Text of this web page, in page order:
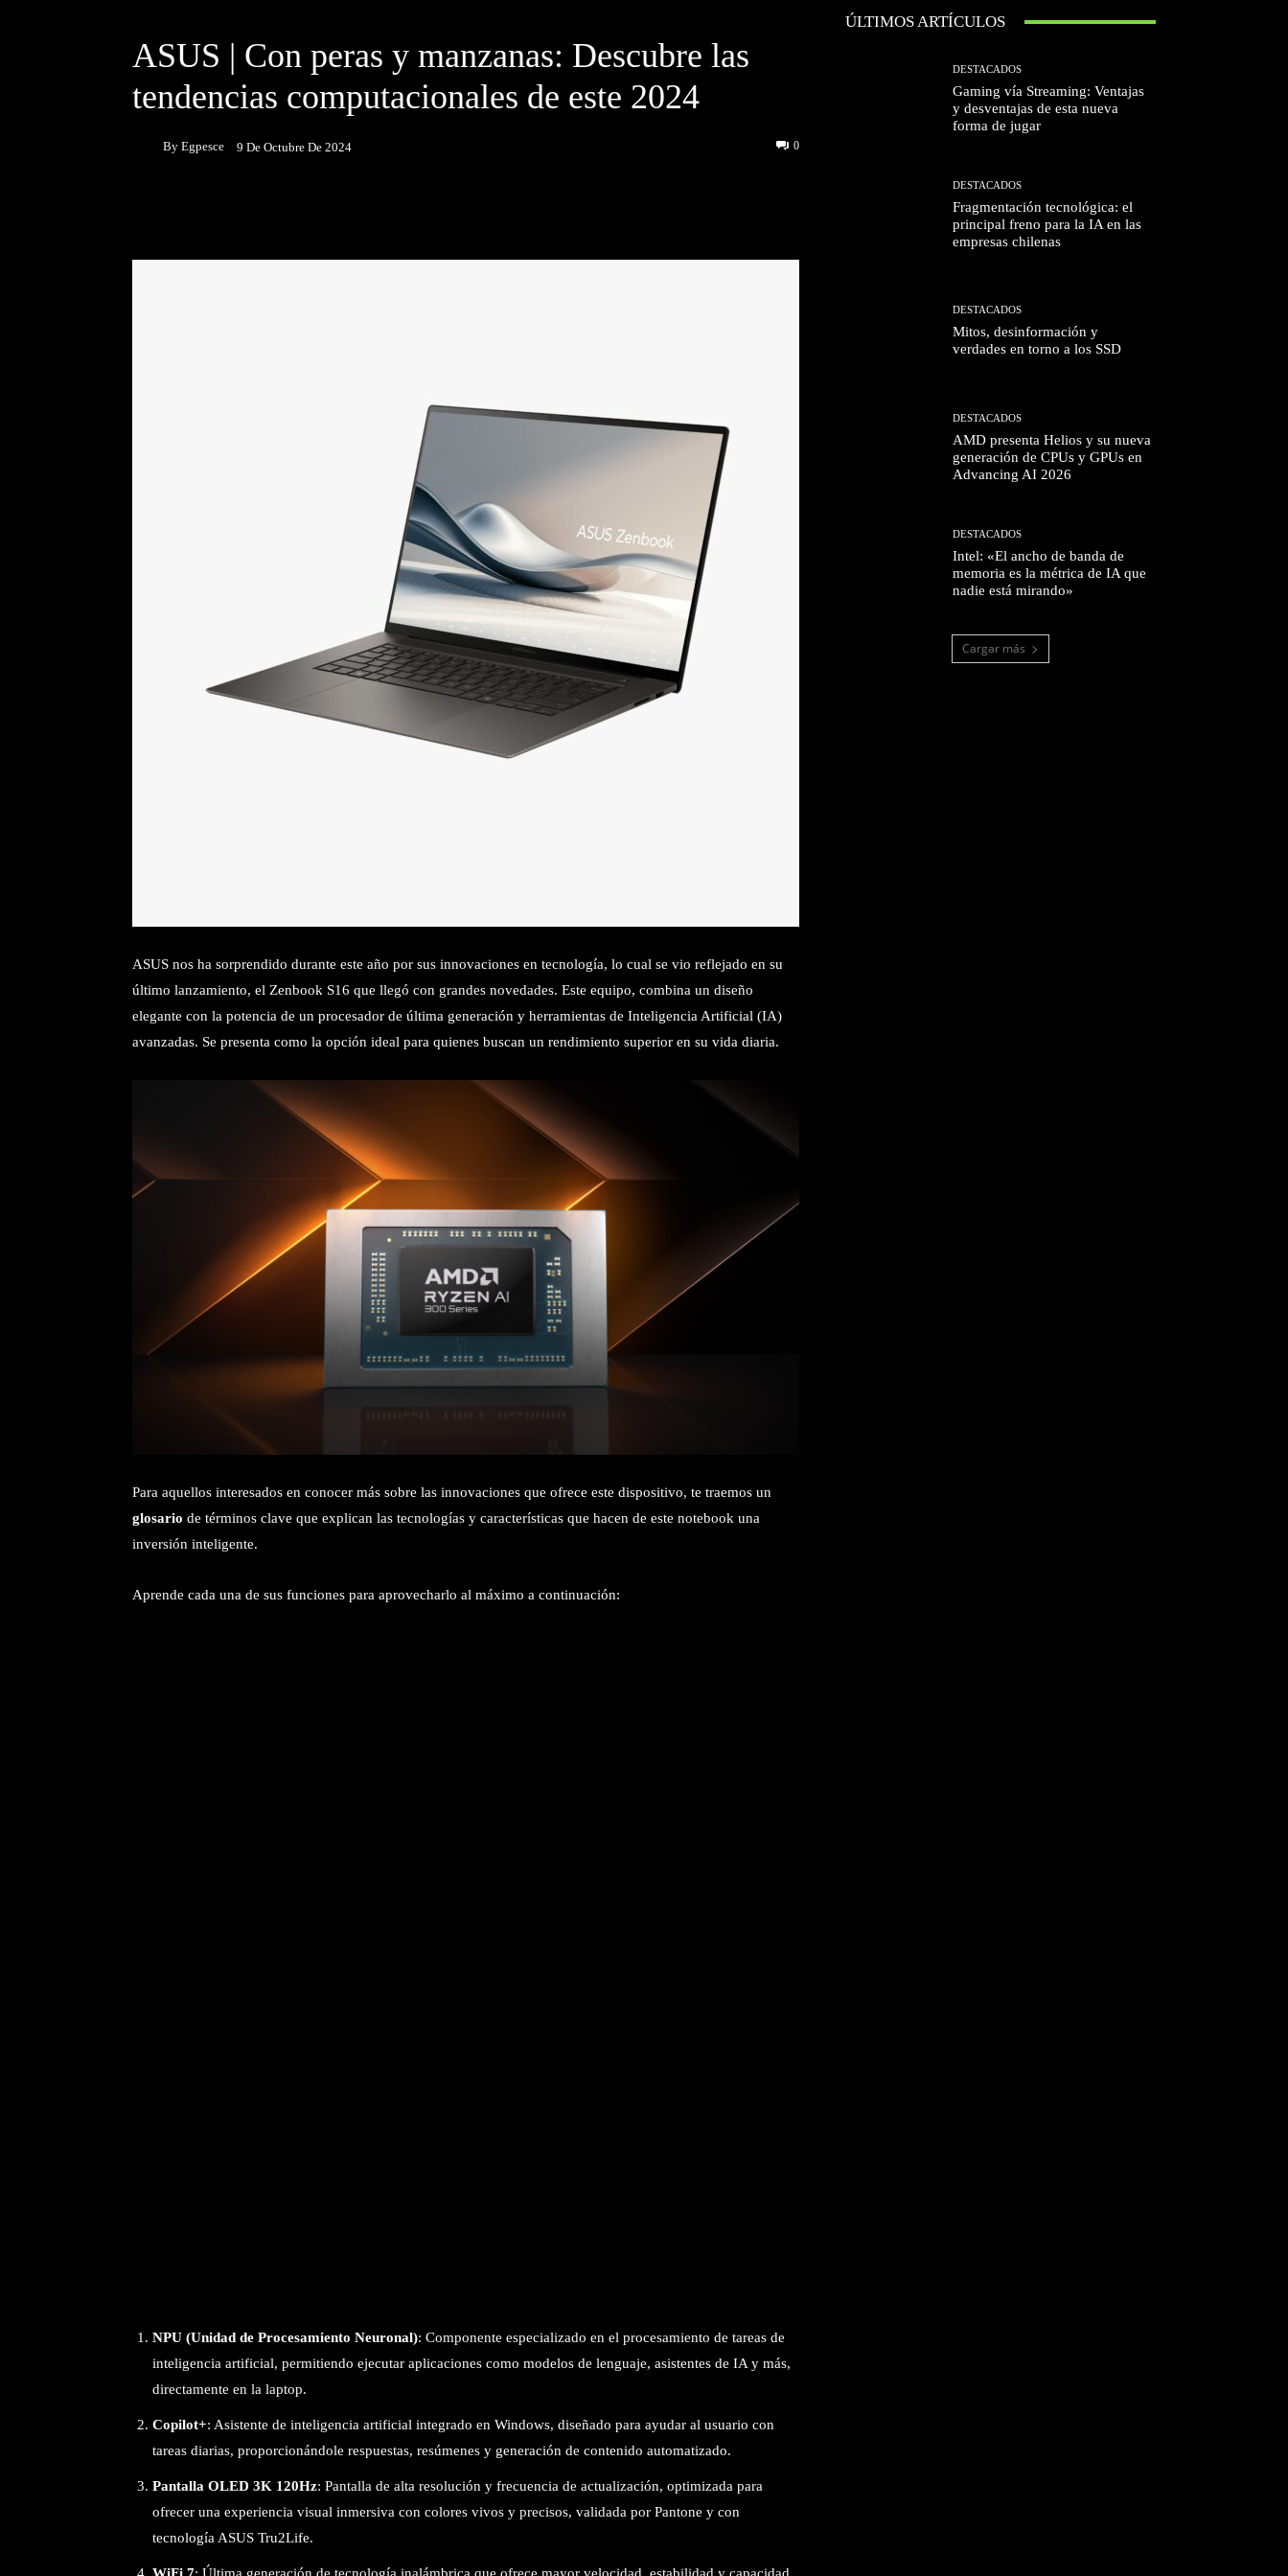
ASUS | Con peras y manzanas: Descubre las
tendencias computacionales de este 2024
By Egpesce 9 De Octubre De 2024 0
ASUS nos ha sorprendido durante este año por sus innovaciones en tecnología, lo cual se vio reflejado en su
último lanzamiento, el Zenbook S16 que llegó con grandes novedades. Este equipo, combina un diseño
elegante con la potencia de un procesador de última generación y herramientas de Inteligencia Artificial (IA)
avanzadas. Se presenta como la opción ideal para quienes buscan un rendimiento superior en su vida diaria.
Para aquellos interesados en conocer más sobre las innovaciones que ofrece este dispositivo, te traemos un
glosario de términos clave que explican las tecnologías y características que hacen de este notebook una
inversión inteligente.
Aprende cada una de sus funciones para aprovecharlo al máximo a continuación:
NPU (Unidad de Procesamiento Neuronal): Componente especializado en el procesamiento de tareas de
inteligencia artificial, permitiendo ejecutar aplicaciones como modelos de lenguaje, asistentes de IA y más,
directamente en la laptop.
Copilot+: Asistente de inteligencia artificial integrado en Windows, diseñado para ayudar al usuario con
tareas diarias, proporcionándole respuestas, resúmenes y generación de contenido automatizado.
Pantalla OLED 3K 120Hz: Pantalla de alta resolución y frecuencia de actualización, optimizada para
ofrecer una experiencia visual inmersiva con colores vivos y precisos, validada por Pantone y con
tecnología ASUS Tru2Life.
ÚLTIMOS ARTÍCULOS
DESTACADOS
Gaming vía Streaming: Ventajas
y desventajas de esta nueva
forma de jugar
DESTACADOS
Fragmentación tecnológica: el
principal freno para la IA en las
empresas chilenas
DESTACADOS
Mitos, desinformación y
verdades en torno a los SSD
DESTACADOS
AMD presenta Helios y su nueva
generación de CPUs y GPUs en
Advancing AI 2026
DESTACADOS
Intel: «El ancho de banda de
memoria es la métrica de IA que
nadie está mirando»
Cargar más